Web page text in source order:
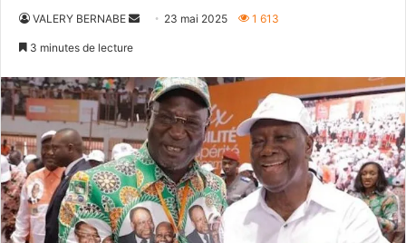
VALERY BERNABE
Envoyer23 mai 2025 1 613
3 minutes de lecture